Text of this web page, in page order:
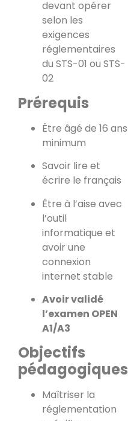
devant opérer
selon les
exigences
réglementaires
du STS-01 ou STS-
02
Prérequis
Être âgé de 16 ans
minimum
Savoir lire et
écrire le français
Être à l’aise avec
l’outil
informatique et
avoir une
connexion
internet stable
Avoir validé
l’examen OPEN
A1/A3
Objectifs
pédagogiques
Maîtriser la
réglementation